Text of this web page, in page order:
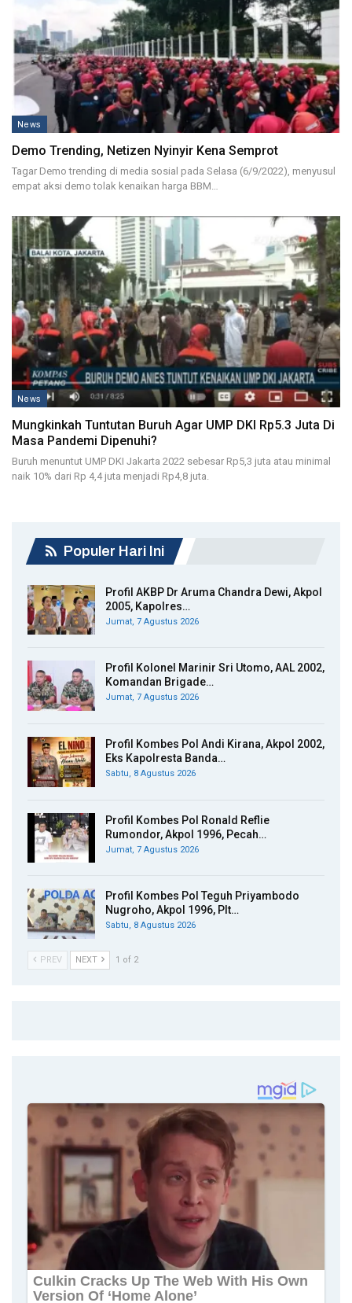
News
Demo Trending, Netizen Nyinyir Kena Semprot
Tagar Demo trending di media sosial pada Selasa (6/9/2022), menyusul
empat aksi demo tolak kenaikan harga BBM…
News
Mungkinkah Tuntutan Buruh Agar UMP DKI Rp5.3 Juta Di
Masa Pandemi Dipenuhi?
Buruh menuntut UMP DKI Jakarta 2022 sebesar Rp5,3 juta atau minimal
naik 10% dari Rp 4,4 juta menjadi Rp4,8 juta.
Populer Hari Ini
Profil AKBP Dr Aruma Chandra Dewi, Akpol
2005, Kapolres…
Jumat, 7 Agustus 2026
Profil Kolonel Marinir Sri Utomo, AAL 2002,
Komandan Brigade…
Jumat, 7 Agustus 2026
Profil Kombes Pol Andi Kirana, Akpol 2002,
Eks Kapolresta Banda…
Sabtu, 8 Agustus 2026
Profil Kombes Pol Ronald Reflie
Rumondor, Akpol 1996, Pecah…
Jumat, 7 Agustus 2026
Profil Kombes Pol Teguh Priyambodo
Nugroho, Akpol 1996, Plt…
Sabtu, 8 Agustus 2026
PREV NEXT 1 of 2